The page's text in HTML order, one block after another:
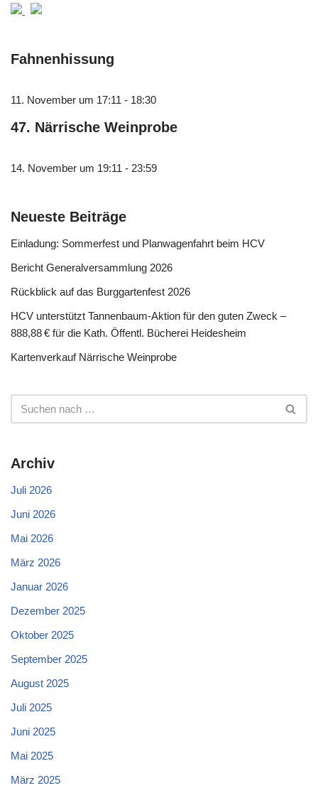
Fahnenhissung
11. November um 17:11 - 18:30
47. Närrische Weinprobe
14. November um 19:11 - 23:59
Neueste Beiträge
Einladung: Sommerfest und Planwagenfahrt beim HCV
Bericht Generalversammlung 2026
Rückblick auf das Burggartenfest 2026
HCV unterstützt Tannenbaum-Aktion für den guten Zweck –
888,88 € für die Kath. Öffentl. Bücherei Heidesheim
Kartenverkauf Närrische Weinprobe
Archiv
Juli 2026
Juni 2026
Mai 2026
März 2026
Januar 2026
Dezember 2025
Oktober 2025
September 2025
August 2025
Juli 2025
Juni 2025
Mai 2025
März 2025